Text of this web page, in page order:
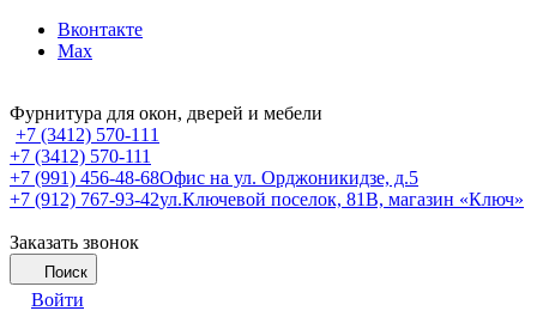
Вконтакте
Max
Фурнитура для окон, дверей и мебели
+7 (3412) 570-111
+7 (3412) 570-111
+7 (991) 456-48-68Офис на ул. Орджоникидзе, д.5
+7 (912) 767-93-42ул.Ключевой поселок, 81В, магазин «Ключ»
Заказать звонок
Поиск
Войти